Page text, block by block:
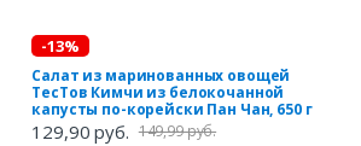
-13%
Салат из маринованных овощей
ТесТов Кимчи из белокочанной
капусты по-корейски Пан Чан, 650 г
129,90 руб. 149,99 руб.